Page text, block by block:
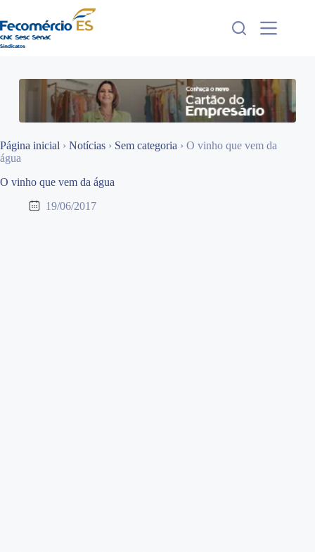
para
o
conteúdo
Página inicial › Notícias › Sem categoria › O vinho que vem da
água
O vinho que vem da água
19/06/2017